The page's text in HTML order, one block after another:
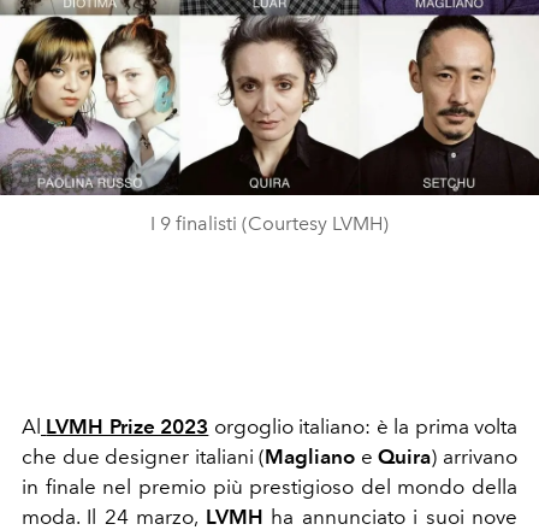
I 9 finalisti (Courtesy LVMH)
Al LVMH Prize 2023 orgoglio italiano: è la prima volta
che due designer italiani (Magliano eQuira) arrivano
in finale nel premio più prestigioso del mondo della
moda. Il 24 marzo, LVMH ha annunciato i suoi nove